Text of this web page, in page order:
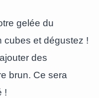
gelée du
cubes et dégustez !
des
brun. Ce sera
!